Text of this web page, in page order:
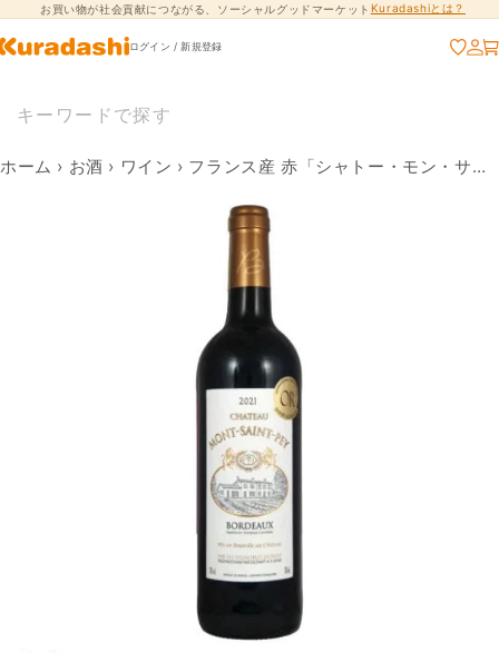
コンテンツに進
む
お買い物が社会貢献につながる、ソーシャルグッドマーケット Kuradashiとは？
ログイン / 新規登録
ホーム › お酒 › ワイン › フランス産 赤「シャトー・モン・サン・ペイ・ボルドー・ルージュ」